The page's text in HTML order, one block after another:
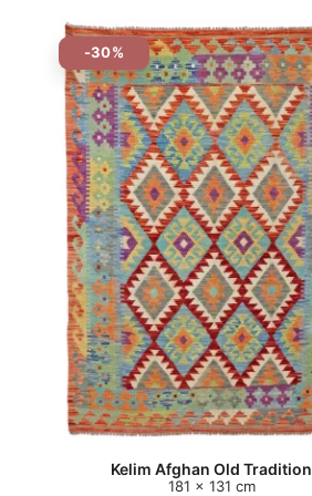
-30%
Kelim Afghan Old Tradition
181 x 131 cm